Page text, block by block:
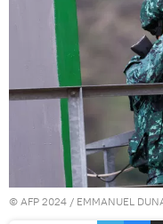
© AFP 2024 / EMMANUEL